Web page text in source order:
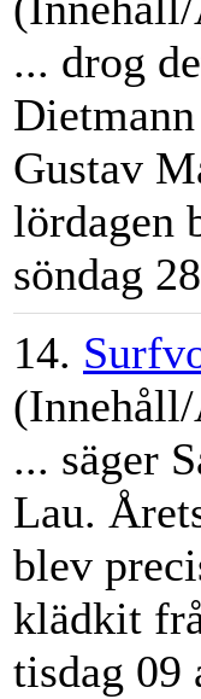
... drog
Gustav
lördagen
söndag
14.
... säger
Lau.
blev
klädkit
tisdag 09